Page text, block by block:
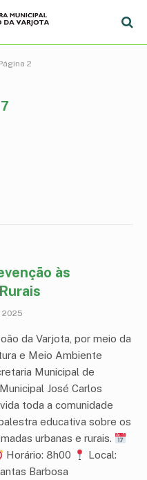
2
às
2025
da Varjota, por meio da
e Meio Ambiente
Municipal de
José Carlos
toda a comunidade
educativa sobre os
urbanas e rurais.
Horário: 8h00
Local:
Barbosa